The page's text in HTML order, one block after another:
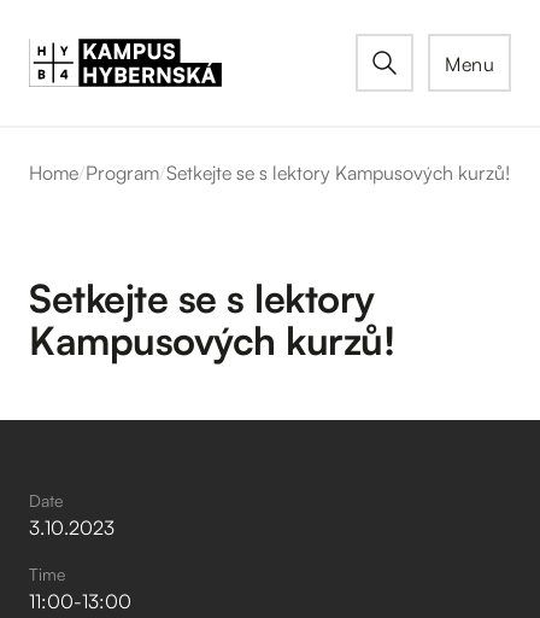
Menu
Home/Program/Setkejte se s lektory Kampusových kurzů!
Setkejte se s lektory
Kampusových kurzů!
Date
3.10.2023
Time
11:00-13:00